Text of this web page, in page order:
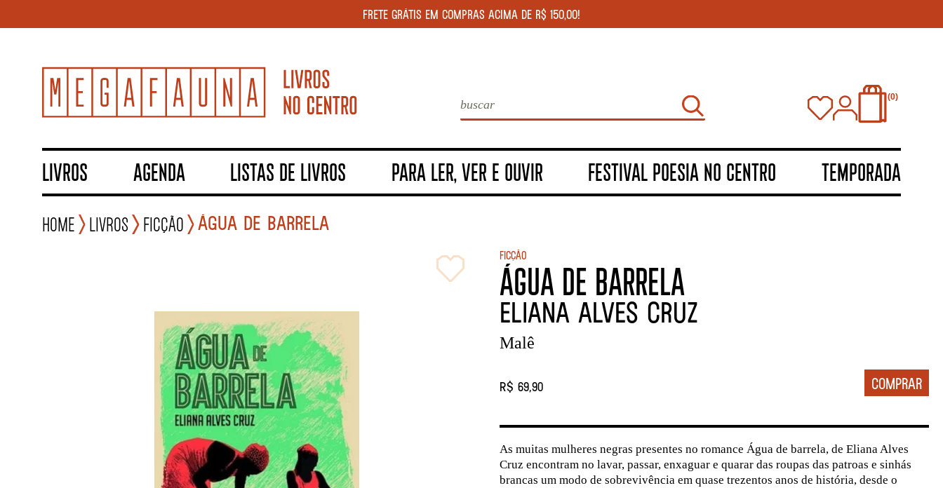
FRETE GRÁTIS EM COMPRAS ACIMA DE R$ 150,00!
0
LIVROS AGENDA LISTAS DE LIVROS PARA LER, VER E OUVIR FESTIVAL POESIA NO CENTRO TEMPORADA
Home Livros Ficção ÁGUA DE BARRELA
Ficção
ÁGUA DE BARRELA
ELIANA ALVES CRUZ
Malê
R$ 69,90
As muitas mulheres negras presentes no romance Água de barrela, de Eliana Alves
Cruz encontram no lavar, passar, enxaguar e quarar das roupas das patroas e sinhás
brancas um modo de sobrevivência em quase trezentos anos de história, desde o